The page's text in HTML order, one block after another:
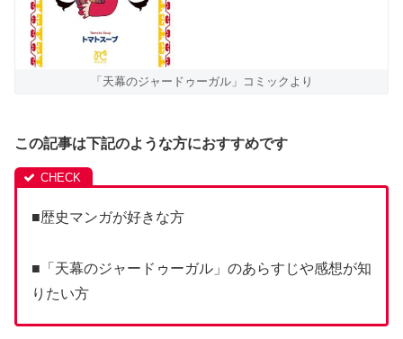
「天幕のジャードゥーガル」コミックより
この記事は下記のような方におすすめです
■歴史マンガが好きな方
■「天幕のジャードゥーガル」のあらすじや感想が知
りたい方